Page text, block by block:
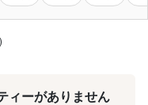
ィーがありません